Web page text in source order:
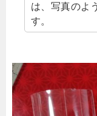
は、写真のよ
す。